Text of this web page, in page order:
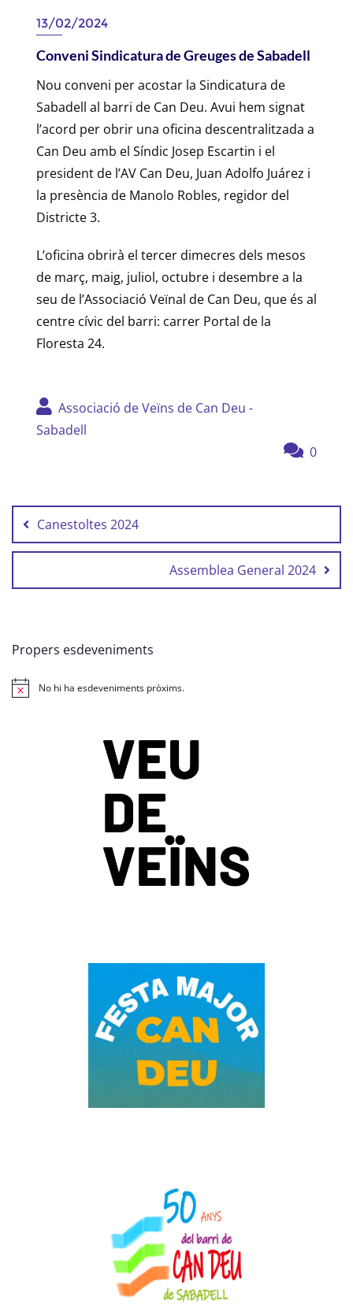
13/02/2024
Conveni Sindicatura de Greuges de Sabadell
Nou conveni per acostar la Sindicatura de
Sabadell al barri de Can Deu. Avui hem signat
l’acord per obrir una oficina descentralitzada a
Can Deu amb el Síndic Josep Escartin i el
president de l’AV Can Deu, Juan Adolfo Juárez i
la presència de Manolo Robles, regidor del
Districte 3.
L’oficina obrirà el tercer dimecres dels mesos
de març, maig, juliol, octubre i desembre a la
seu de l’Associació Veïnal de Can Deu, que és al
centre cívic del barri: carrer Portal de la
Floresta 24.
Associació de Veïns de Can Deu -
Sabadell
0
d'entrades
Canestoltes 2024
Assemblea General 2024
Propers esdeveniments
Avís No hi ha esdeveniments pròxims.